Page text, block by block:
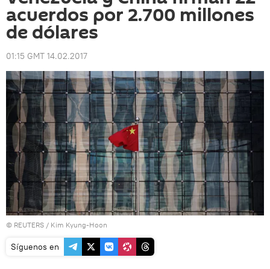
acuerdos por 2.700 millones
de dólares
01:15 GMT 14.02.2017
© REUTERS / Kim Kyung-Hoon
Síguenos en